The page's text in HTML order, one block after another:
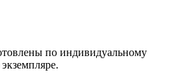
по индивидуальному